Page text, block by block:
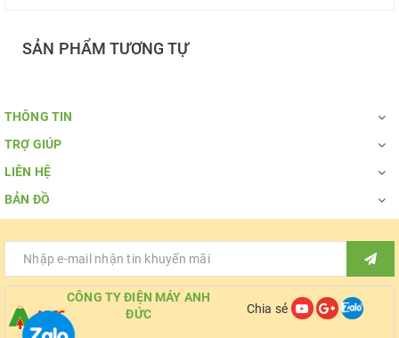
SẢN PHẨM TƯƠNG TỰ
THÔNG TIN
TRỢ GIÚP
LIÊN HỆ
BẢN ĐỒ
CÔNG TY ĐIỆN MÁY ANH
ĐỨC
Chia sẻ